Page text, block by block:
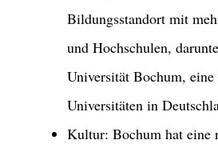
Bildungsstandort mit
und Hochschulen,
Universität Bochum, eine
Universitäten in
Kultur: Bochum hat eine